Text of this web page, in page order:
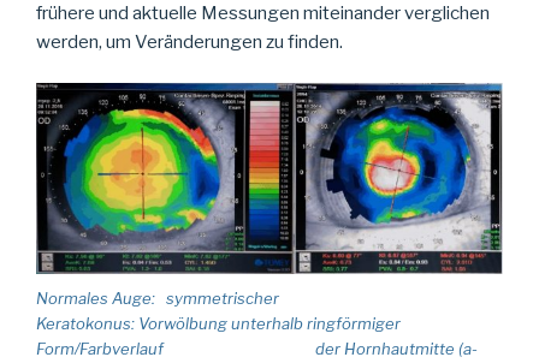
frühere und aktuelle Messungen miteinander verglichen
werden, um Veränderungen zu finden.
Normales Auge: symmetrischer
Keratokonus: Vorwölbung unterhalb ringförmiger
Form/Farbverlauf der Hornhautmitte (a-